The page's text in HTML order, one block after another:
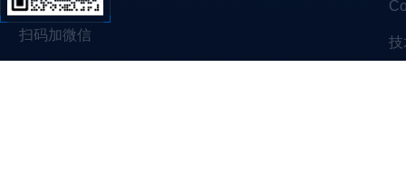
扫码加微信 技